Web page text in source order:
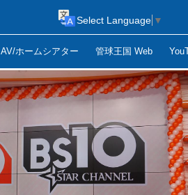
AV/ホームシアター 管球王国 Web
Select Language ▼